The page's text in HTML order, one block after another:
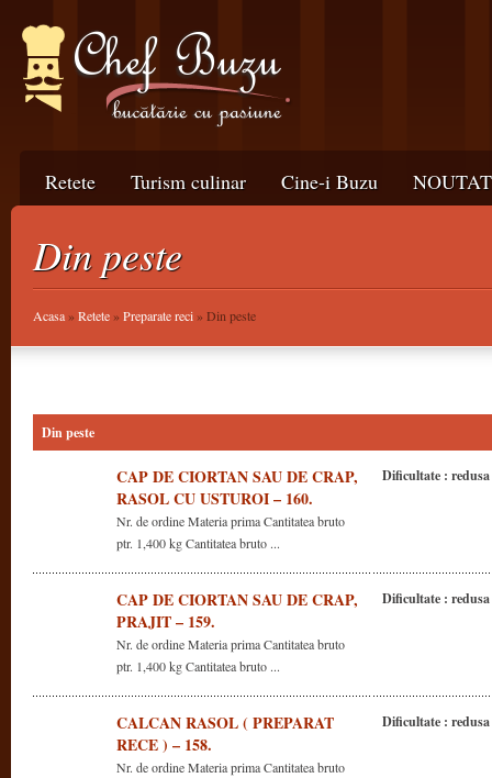
Retete Turism culinar Cine-i Buzu
Din peste
Acasa»Retete»Preparate reci» Din peste
Din peste
CAP DE CIORTAN SAU DE CRAP,
RASOL CU USTUROI – 160.
Nr. de ordine Materia prima Cantitatea bruto
ptr. 1,400 kg Cantitatea bruto ...
Dificultate : redusa
CAP DE CIORTAN SAU DE CRAP,
PRAJIT – 159.
Nr. de ordine Materia prima Cantitatea bruto
ptr. 1,400 kg Cantitatea bruto ...
Dificultate : redusa
CALCAN RASOL ( PREPARAT
RECE ) – 158.
Nr. de ordine Materia prima Cantitatea bruto
Dificultate : redusa